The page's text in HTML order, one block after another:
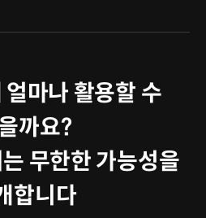
마나 활용할 수
까요?
무한한 가능성을
합니다